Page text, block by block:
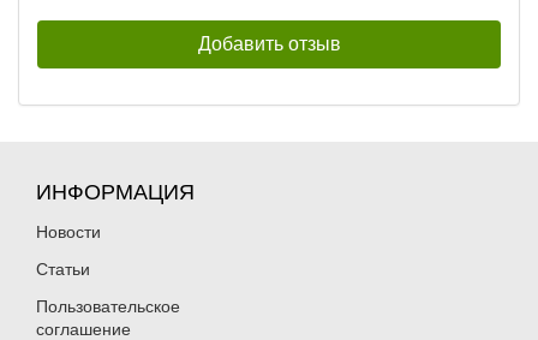
ИНФОРМАЦИЯ
Новости
Статьи
Пользовательское
соглашение